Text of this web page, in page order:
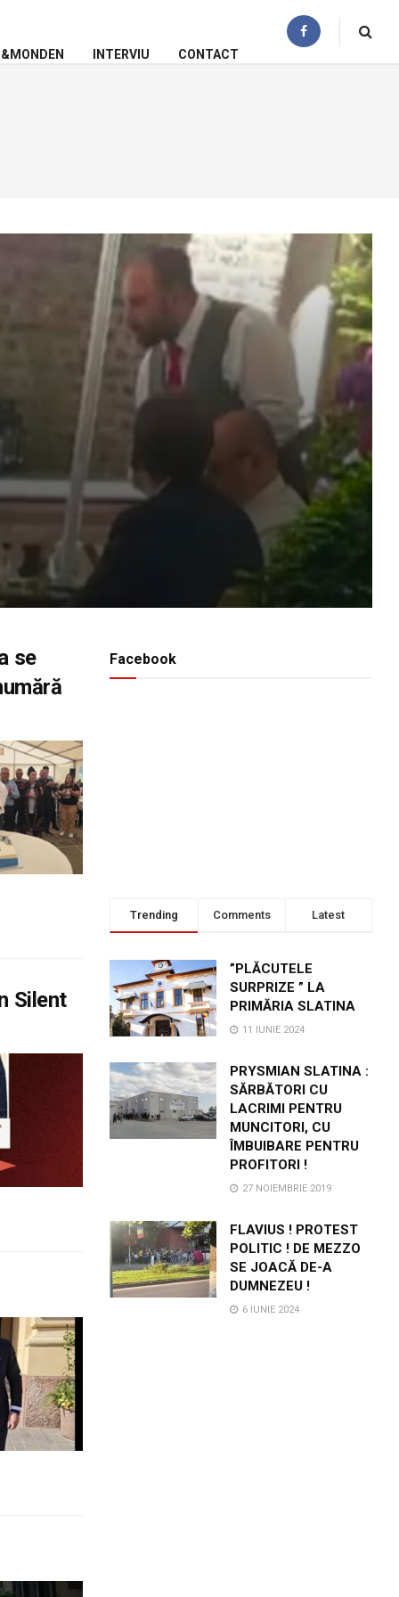
INTERVIU CONTACT
se
Silent
Facebook
Trending Comments Latest
”PLĂCUTELE
SURPRIZE ” LA
PRIMĂRIA SLATINA
11 IUNIE 2024
PRYSMIAN SLATINA :
SĂRBĂTORI CU
LACRIMI PENTRU
MUNCITORI, CU
ÎMBUIBARE PENTRU
PROFITORI !
27 NOIEMBRIE 2019
FLAVIUS ! PROTEST
POLITIC ! DE MEZZO
SE JOACĂ DE-A
DUMNEZEU !
6 IUNIE 2024